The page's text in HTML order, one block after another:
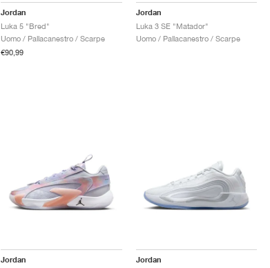
Jordan
Luka 5 "Bred"
Uomo / Pallacanestro / Scarpe
€90,99
Jordan
Luka 3 SE "Matador"
Uomo / Pallacanestro / Scarpe
Jordan Jordan